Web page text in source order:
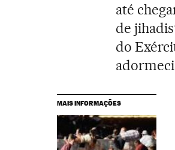
até
de
do
MAIS INFORMAÇÕES